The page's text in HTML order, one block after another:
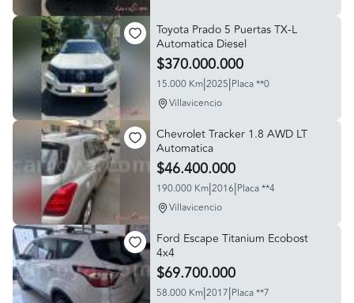
Toyota Prado 5 Puertas TX-L
Automatica Diesel
$370.000.000
15.000 Km|2025|Placa **0
Villavicencio
Chevrolet Tracker 1.8 AWD LT
Automatica
$46.400.000
190.000 Km|2016|Placa **4
Villavicencio
Ford Escape Titanium Ecobost
4x4
$69.700.000
58.000 Km|2017|Placa **7